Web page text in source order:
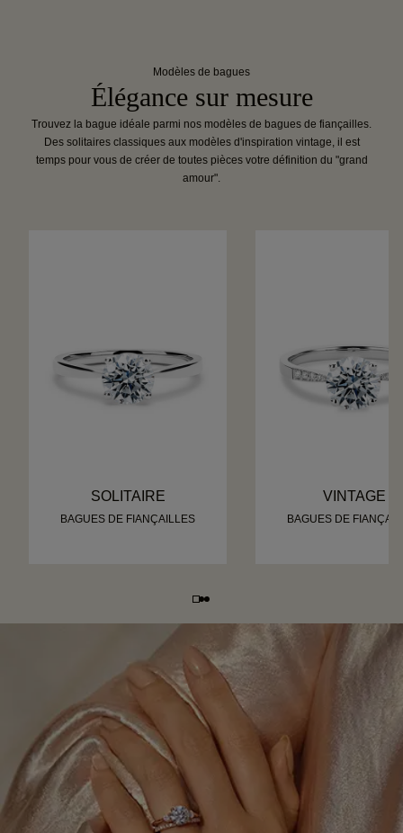
Modèles de bagues
Élégance sur mesure
Trouvez la bague idéale parmi nos modèles de bagues de fiançailles.
Des solitaires classiques aux modèles d'inspiration vintage, il est
temps pour vous de créer de toutes pièces votre définition du "grand
amour".
SOLITAIRE
BAGUES DE FIANÇAILLES
VINTAGE
BAGUES DE